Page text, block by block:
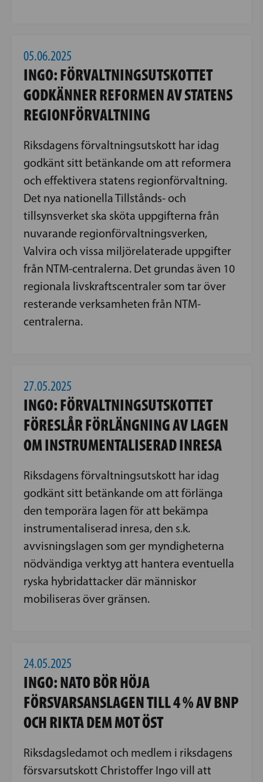
05.06.2025
INGO: FÖRVALTNINGSUTSKOTTET
GODKÄNNER REFORMEN AV STATENS
REGIONFÖRVALTNING
Riksdagens förvaltningsutskott har idag
godkänt sitt betänkande om att reformera
och effektivera statens regionförvaltning.
Det nya nationella Tillstånds- och
tillsynsverket ska sköta uppgifterna från
nuvarande regionförvaltningsverken,
Valvira och vissa miljörelaterade uppgifter
från NTM-centralerna. Det grundas även 10
regionala livskraftscentraler som tar över
resterande verksamheten från NTM-
centralerna.
27.05.2025
INGO: FÖRVALTNINGSUTSKOTTET
FÖRESLÅR FÖRLÄNGNING AV LAGEN
OM INSTRUMENTALISERAD INRESA
Riksdagens förvaltningsutskott har idag
godkänt sitt betänkande om att förlänga
den temporära lagen för att bekämpa
instrumentaliserad inresa, den s.k.
avvisningslagen som ger myndigheterna
nödvändiga verktyg att hantera eventuella
ryska hybridattacker där människor
mobiliseras över gränsen.
24.05.2025
INGO: NATO BÖR HÖJA
FÖRSVARSANSLAGEN TILL 4 % AV BNP
OCH RIKTA DEM MOT ÖST
Riksdagsledamot och medlem i riksdagens
försvarsutskott Christoffer Ingo vill att